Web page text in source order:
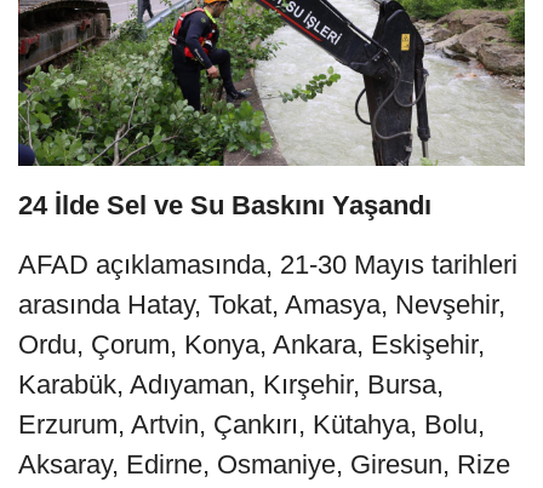
24 İlde Sel ve Su Baskını Yaşandı
AFAD açıklamasında, 21-30 Mayıs tarihleri
arasında Hatay, Tokat, Amasya, Nevşehir,
Ordu, Çorum, Konya, Ankara, Eskişehir,
Karabük, Adıyaman, Kırşehir, Bursa,
Erzurum, Artvin, Çankırı, Kütahya, Bolu,
Aksaray, Edirne, Osmaniye, Giresun, Rize